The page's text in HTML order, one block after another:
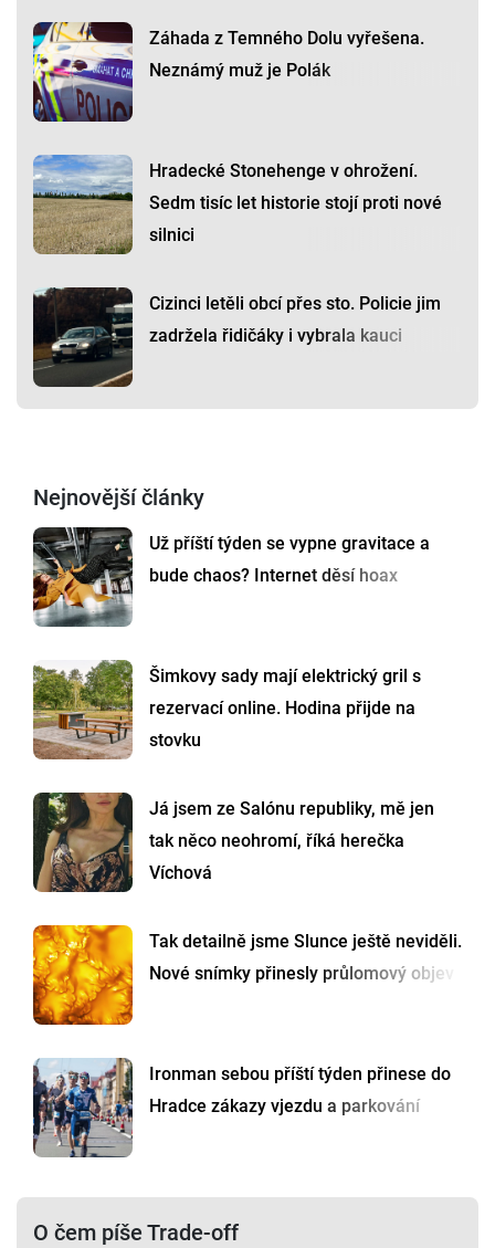
Záhada z Temného Dolu vyřešena.
Neznámý muž je Polák
Hradecké Stonehenge v ohrožení.
Sedm tisíc let historie stojí proti nové
silnici
Cizinci letěli obcí přes sto. Policie jim
zadržela řidičáky i vybrala kauci
Nejnovější články
Už příští týden se vypne gravitace a
bude chaos? Internet děsí hoax
Šimkovy sady mají elektrický gril s
rezervací online. Hodina přijde na
stovku
Já jsem ze Salónu republiky, mě jen
tak něco neohromí, říká herečka
Víchová
Tak detailně jsme Slunce ještě neviděli.
Nové snímky přinesly průlomový objev
Ironman sebou příští týden přinese do
Hradce zákazy vjezdu a parkování
O čem píše Trade-off